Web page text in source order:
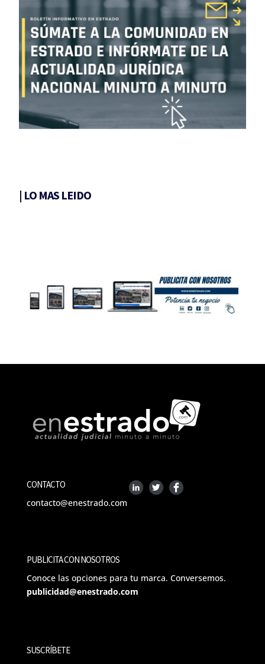
| LO MAS LEIDO
CONTACTO
contacto@enestrado.com
PUBLICITA CON NOSOTROS
Conoce las opciones para tu marca. Conversemos.
publicidad@enestrado.com
SUSCRÍBETE